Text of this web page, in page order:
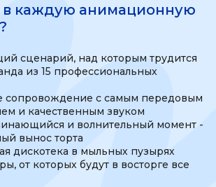
в каждую анимационную
сценарий, над которым трудится
из 15 профессиональных
сопровождение с самым передовым
и качественным звуком
и волнительный момент -
вынос торта
дискотека в мыльных пузырях
от которых будут в восторге все